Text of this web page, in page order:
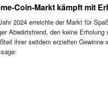
Coin-Markt kämpft mit
2024 erreichte der Markt für
Abwärtstrend, den keine
ihrer seitdem erzielten Gewinne